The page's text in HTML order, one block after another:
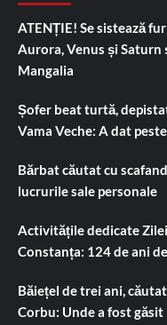
ATENȚIE! Se sistează
Aurora, Venus și
Mangalia
Șofer beat turtă,
Vama Veche: A dat
Bărbat căutat cu
lucrurile sale personale
Activitățile dedicate
Constanța: 124 de ani
Băiețel de trei ani,
Corbu: Unde a fost